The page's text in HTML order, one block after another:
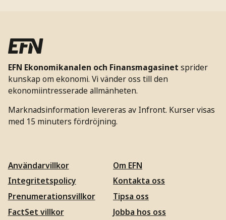
EFN Ekonomikanalen och Finansmagasinet sprider
kunskap om ekonomi. Vi vänder oss till den
ekonomiintresserade allmänheten.
Marknadsinformation levereras av Infront. Kurser visas
med 15 minuters fördröjning.
Användarvillkor
Integritetspolicy
Prenumerationsvillkor
FactSet villkor
Om EFN
Kontakta oss
Tipsa oss
Jobba hos oss